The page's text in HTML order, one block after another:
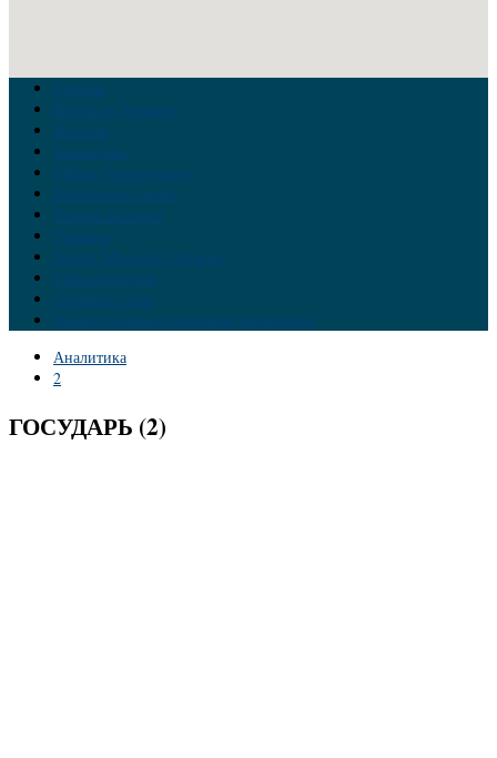
Главная
Война на Украине
Новости
Аналитика
Тайны Геополитики
Российские элиты
Теория заговора
Украина
Новый Мировой Порядок
Тайны истории
Обратная связь
Правила комментирования материалов
Аналитика
2
ГОСУДАРЬ (2)